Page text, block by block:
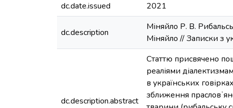
dc.date.issued
2021
dc.description
Міняйло Р. В.
Міняйло // Записки з
dc.description.abstract
Статтю присвячено
реаліями
в українських
зближення